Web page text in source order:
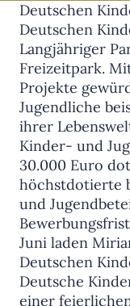
Deutschen
Deutschen
Langjähriger
Freizeitpark.
Projekte
Jugendliche
ihrer
Kinder- und
30.000 Euro
höchstdotierte
und
Juni laden
Deutschen
Deutsche
einer